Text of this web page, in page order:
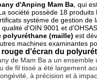
d'Anping Mam Ba , qui
société possède 18
système de gestion
d'OIN 9001 et
polyuréthane (maille) est
machines examinantes
rouge d'écran du
de Mam Ba a un
de fil tissé a été largement
à précision et à